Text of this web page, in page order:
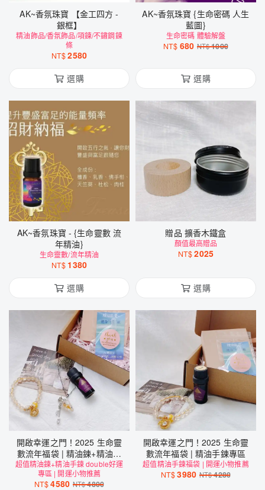
AK~香氛珠寶 【金工四方 -
銀框】
精油飾品/香氛飾品/項鍊/不鏽鋼鍊
條
NT$2580
選購
AK~香氛珠寶 {生命密碼 人生
藍圖}
生命密碼 體驗解盤
NT$ 680 NT$1000
選購
AK~香氛珠寶 - {生命靈數 流
年精油}
生命靈數/流年精油
NT$ 1380
選購
贈品 擴香木鐵盒
顏值最高贈品
NT$2025
選購
開啟幸運之門！2025 生命靈
數流年福袋 | 精油鍊+精油手
鍊 double好運專區
超值精油鍊+精油手鍊 double好運
專區 | 開運小物推薦
NT$4580 NT$4800
開啟幸運之門！2025 生命靈
數流年福袋 | 精油手鍊專區
超值精油手鍊福袋 | 開運小物推薦
NT$3980 NT$4280